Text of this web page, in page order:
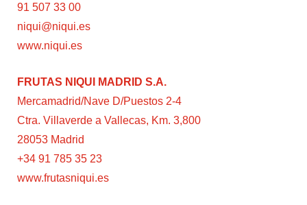
91 507 33 00
niqui@niqui.es
www.niqui.es
FRUTAS NIQUI MADRID S.A.
Mercamadrid/Nave D/Puestos 2-4
Ctra. Villaverde a Vallecas, Km. 3,800
28053 Madrid
+34 91 785 35 23
www.frutasniqui.es